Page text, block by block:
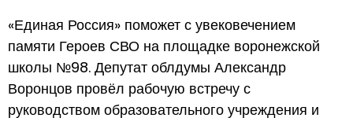
«Единая Россия» поможет с увековечением
памяти Героев СВО на площадке воронежской
школы №98. Депутат облдумы Александр
Воронцов провёл рабочую встречу с
руководством образовательного учреждения и